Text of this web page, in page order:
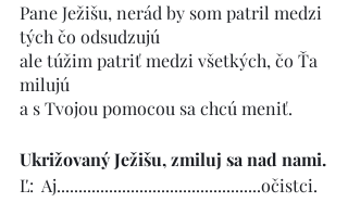
Pane Ježišu, nerád by som patril medzi
tých čo odsudzujú
ale túžim patriť medzi všetkých, čo Ťa
milujú
a s Tvojou pomocou sa chcú meniť.
Ukrižovaný Ježišu, zmiluj sa nad nami.
Ľ:  Aj...............................................očistci.